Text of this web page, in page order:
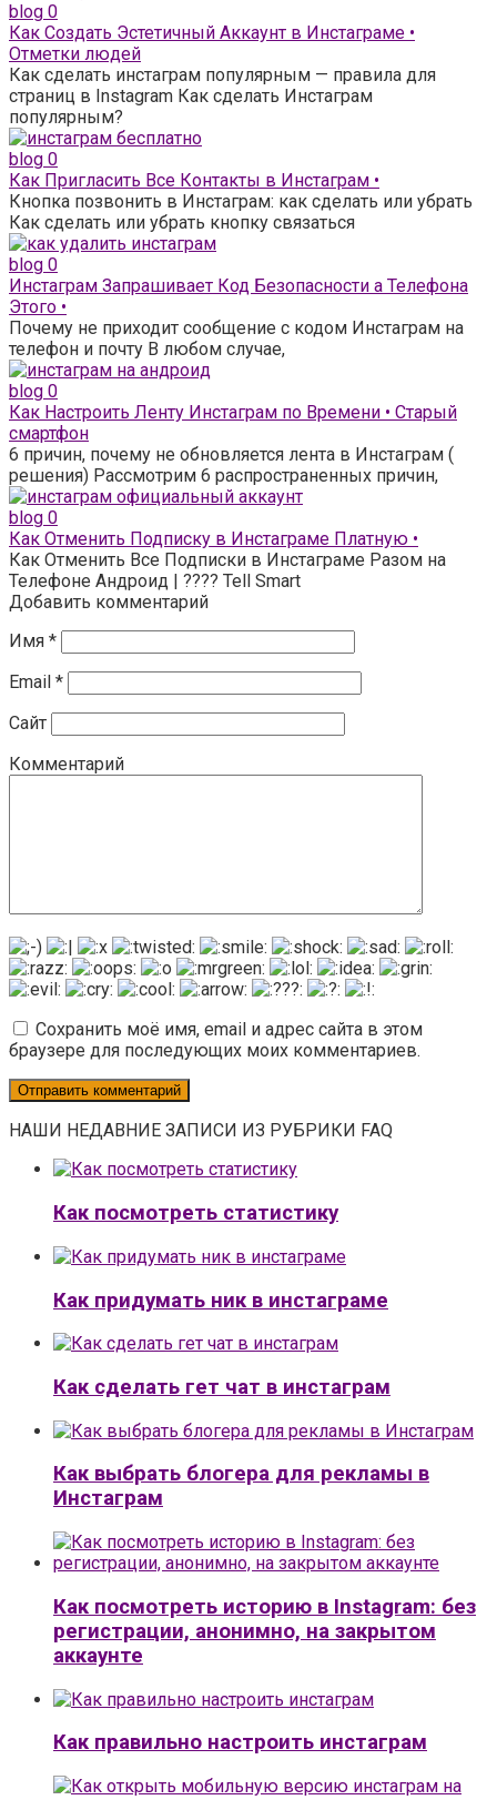
blog 0
Как Создать Эстетичный Аккаунт в Инстаграме •
Отметки людей
Как сделать инстаграм популярным — правила для
страниц в Instagram Как сделать Инстаграм
популярным?
blog 0
Как Пригласить Все Контакты в Инстаграм •
Кнопка позвонить в Инстаграм: как сделать или убрать
Как сделать или убрать кнопку связаться
blog 0
Инстаграм Запрашивает Код Безопасности а Телефона
Этого •
Почему не приходит сообщение с кодом Инстаграм на
телефон и почту В любом случае,
blog 0
Как Настроить Ленту Инстаграм по Времени • Старый
смартфон
6 причин, почему не обновляется лента в Инстаграм (
решения) Рассмотрим 6 распространенных причин,
blog 0
Как Отменить Подписку в Инстаграме Платную •
Как Отменить Все Подписки в Инстаграме Разом на
Телефоне Андроид | ???? Tell Smart
Добавить комментарий
Имя *
Email *
Сайт
Комментарий
Сохранить моё имя, email и адрес сайта в этом
браузере для последующих моих комментариев.
НАШИ НЕДАВНИЕ ЗАПИСИ ИЗ РУБРИКИ FAQ
Как посмотреть статистику
Как придумать ник в инстаграме
Как сделать гет чат в инстаграм
Как выбрать блогера для рекламы в
Инстаграм
Как посмотреть историю в Instagram: без
регистрации, анонимно, на закрытом
аккаунте
Как правильно настроить инстаграм